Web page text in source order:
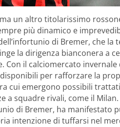
un altro titolarissimo
più dinamico e
di Bremer, che la
la dirigenza bianconera a
il calciomercato invernale
per rafforzare la
cui emergono possibili
a squadre rivali, come il
di Bremer, ha manifestato
intenzione di tuffarsi nel